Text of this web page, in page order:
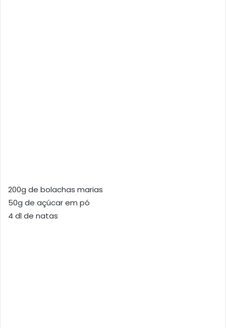
200g de bolachas marias
50g de açúcar em pó
4 dl de natas